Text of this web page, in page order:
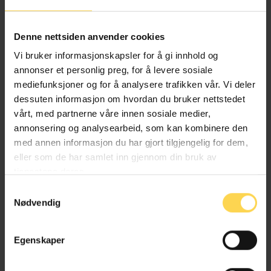
Denne nettsiden anvender cookies
Vi bruker informasjonskapsler for å gi innhold og
annonser et personlig preg, for å levere sosiale
mediefunksjoner og for å analysere trafikken vår. Vi deler
dessuten informasjon om hvordan du bruker nettstedet
vårt, med partnerne våre innen sosiale medier,
annonsering og analysearbeid, som kan kombinere den
med annen informasjon du har gjort tilgjengelig for dem,
eller som de har samlet inn gjennom din bruk av
Nødvendig
Egenskaper
Helse- og omsorgsrett
Angrerettloven
EU/EØS-rett
Forbruker-, kjøps- og konkurranserett